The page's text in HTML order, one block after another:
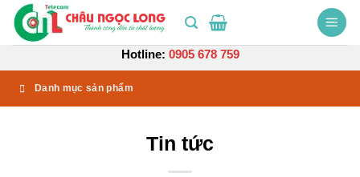
Bỏ
qua
Hotline: 0905 678 759
Danh mục sản phẩm
Tin tức